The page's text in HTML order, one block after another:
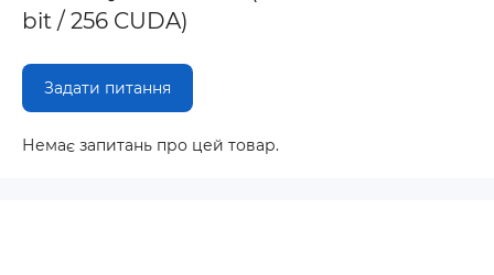
bit / 256 CUDA)
Задати питання
Немає запитань про цей товар.